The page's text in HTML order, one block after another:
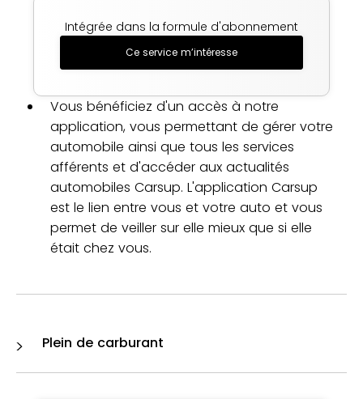
Vous bénéficiez d'un accès à notre
application, vous permettant de gérer votre
automobile ainsi que tous les services
afférents et d'accéder aux actualités
automobiles Carsup. L'application Carsup
est le lien entre vous et votre auto et vous
permet de veiller sur elle mieux que si elle
était chez vous.
Intégrée dans la formule d'abonnement
Ce service m’intéresse
Plein de carburant